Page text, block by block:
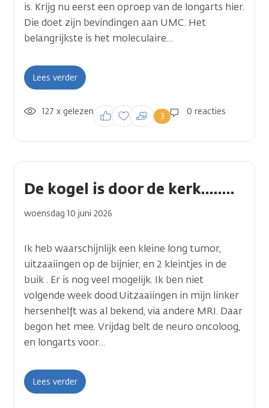
is. Krijg nu eerst een oproep van de longarts hier.
Die doet zijn bevindingen aan UMC. Het
belangrijkste is het moleculaire…
Lees verder
0 reacties
3
Inloggen om een
reactie te plaatsen
127 x gelezen
De kogel is door de kerk........
woensdag 10 juni 2026
Ik heb waarschijnlijk een kleine long tumor,
uitzaaiingen op de bijnier, en 2 kleintjes in de
buik . Er is nog veel mogelijk. Ik ben niet
volgende week dood.Uitzaaiingen in mijn linker
hersenhelft was al bekend, via andere MRI. Daar
begon het mee. Vrijdag belt de neuro oncoloog,
en longarts voor…
Lees verder
Deel je verhaal
Wat wil je vertellen aan anderen op
Titel